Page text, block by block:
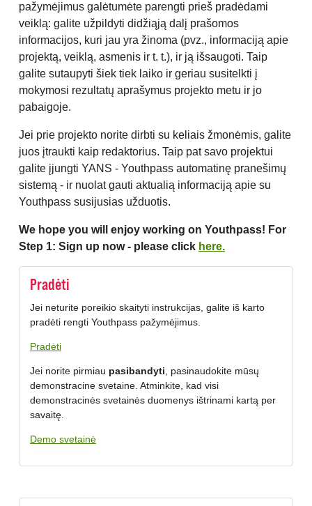
pažymėjimus galėtumėte parengti prieš pradėdami
veiklą: galite užpildyti didžiąją dalį prašomos
informacijos, kuri jau yra žinoma (pvz., informaciją apie
projektą, veiklą, asmenis ir t. t.), ir ją išsaugoti. Taip
galite sutaupyti šiek tiek laiko ir geriau susitelkti į
mokymosi rezultatų aprašymus projekto metu ir jo
pabaigoje.
Jei prie projekto norite dirbti su keliais žmonėmis, galite
juos įtraukti kaip redaktorius. Taip pat savo projektui
galite įjungti YANS - Youthpass automatinę pranešimų
sistemą - ir nuolat gauti aktualią informaciją apie su
Youthpass susijusias užduotis.
We hope you will enjoy working on Youthpass! For
Step 1: Sign up now - please click here.
Pradėti
Jei neturite poreikio skaityti instrukcijas, galite iš karto
pradėti rengti Youthpass pažymėjimus.
Pradėti
Jei norite pirmiau pasibandyti , pasinaudokite mūsų
demonstracine svetaine. Atminkite, kad visi
demonstracinės svetainės duomenys ištrinami kartą per
savaitę.
Demo svetainė